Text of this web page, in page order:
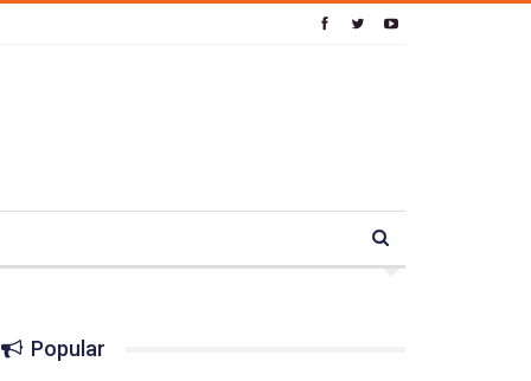
Popular